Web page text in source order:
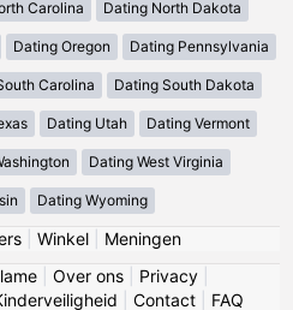
Carolina Dating North Dakota
Dating Oregon Dating Pennsylvania
Carolina Dating South Dakota
Dating Utah Dating Vermont
Dating West Virginia
Dating Wyoming
| Winkel| Meningen
Over ons Privacy
Contact FAQ